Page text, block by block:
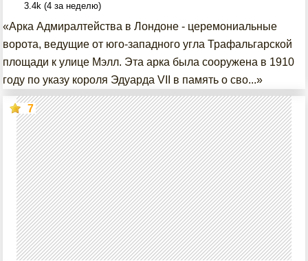
3.4k (4 за неделю)
«Арка Адмиралтейства в Лондоне - церемониальные
ворота, ведущие от юго-западного угла Трафальгарской
площади к улице Мэлл. Эта арка была сооружена в 1910
году по указу короля Эдуарда VII в память о сво...»
7